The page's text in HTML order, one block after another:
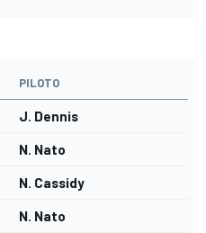
PILOTO
J. Dennis
N. Nato
N. Cassidy
N. Nato